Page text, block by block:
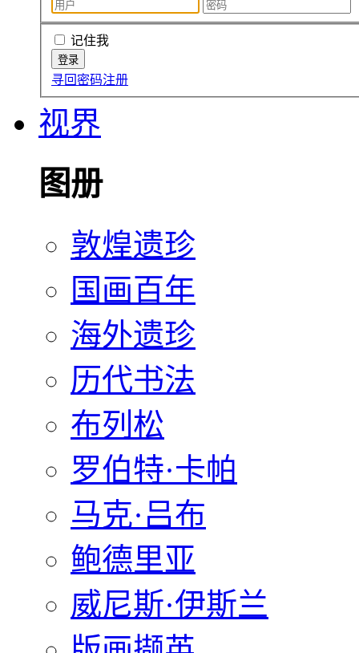
记住我
寻回密码注册
视界
图册
敦煌遗珍
国画百年
海外遗珍
历代书法
布列松
罗伯特·卡帕
马克·吕布
鲍德里亚
威尼斯·伊斯兰